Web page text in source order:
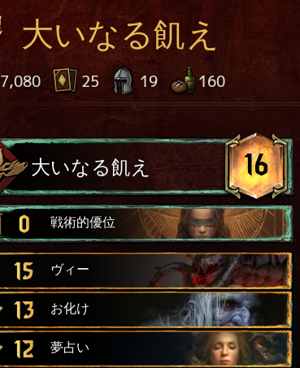
大いなる飢え
7,080 25 19 160
大いなる飢え 16
0 戦術的優位
15 ヴィー
13 お化け
12 夢占い